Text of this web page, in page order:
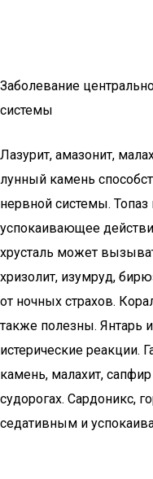
Заболевание
системы
Лазурит, амазонит,
лунный камень
нервной системы.
успокаивающее
хрусталь может
хризолит, изумруд,
от ночных страхов.
также полезны. Янтарь
истерические реакции.
камень, малахит,
судорогах. Сардоникс,
седативным и